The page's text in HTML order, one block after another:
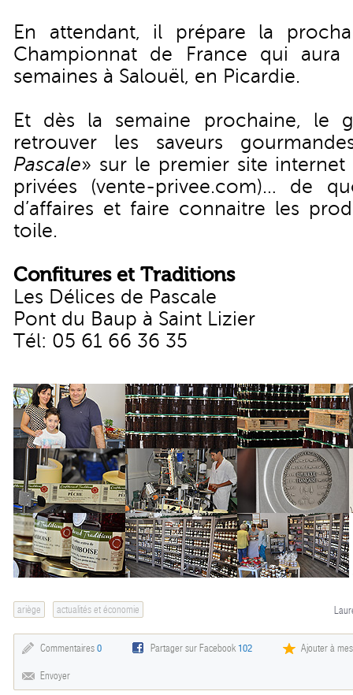
En attendant, il prépare la
Championnat de France qui aura
semaines à Salouël, en Picardie.
Et dès la semaine prochaine, le
retrouver les saveurs
Pascale» sur le premier site internet
privées (vente-privee.com)… de
d’affaires et faire connaitre les
toile.
Confitures et Traditions
Les Délices de Pascale
Pont du Baup à Saint Lizier
Tél: 05 61 66 36 35
ariège actualités et économie
Commentaires 0 Partager sur Facebook102 Ajouter à
Envoyer